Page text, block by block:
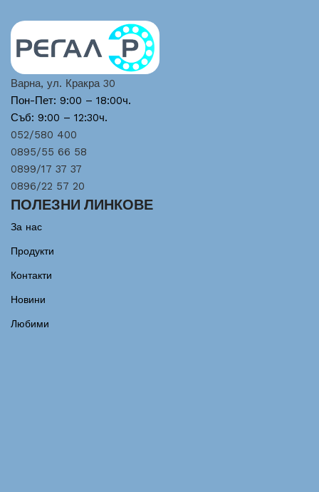
Варна, ул. Кракра 30
Пон-Пет: 9:00 – 18:00ч.
Съб: 9:00 – 12:30ч.
052/580 400
0895/55 66 58
0899/17 37 37
0896/22 57 20
ПОЛЕЗНИ ЛИНКОВЕ
За нас
Продукти
Контакти
Новини
Любими